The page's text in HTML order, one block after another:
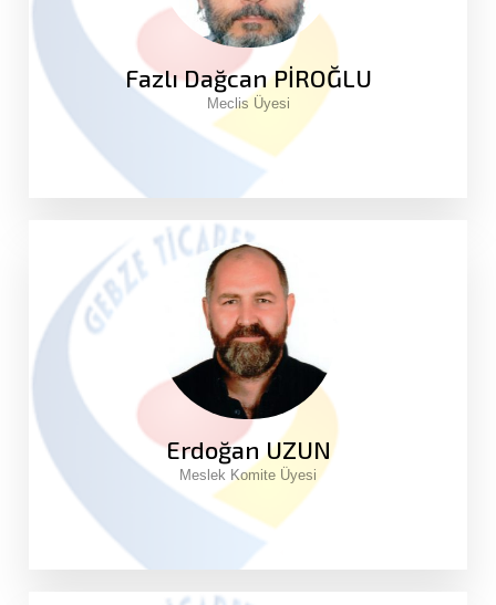
Fazlı Dağcan PİROĞLU
Meclis Üyesi
Erdoğan UZUN
Meslek Komite Üyesi